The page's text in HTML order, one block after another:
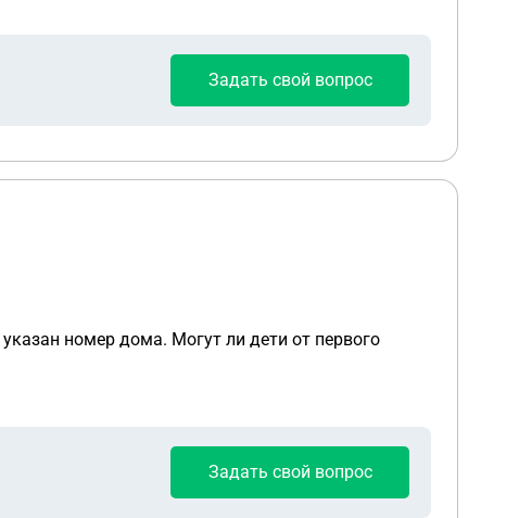
Задать свой вопрос
номер дома. Могут ли дети от первого
Задать свой вопрос